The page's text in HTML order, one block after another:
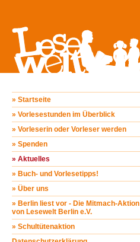
» Startseite
» Vorlesestunden im Überblick
» Vorleserin oder Vorleser werden
» Spenden
» Aktuelles
» Buch- und Vorlesetipps!
» Über uns
» Berlin liest vor - Die Mitmach-Aktion
von Lesewelt Berlin e.V.
» Schultütenaktion